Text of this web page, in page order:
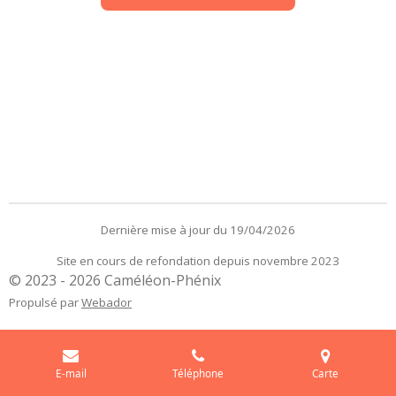
Dernière mise à jour du 19/04/2026
Site en cours de refondation depuis novembre 2023
© 2023 - 2026 Caméléon-Phénix
Propulsé parWebador
E-mail Téléphone Carte